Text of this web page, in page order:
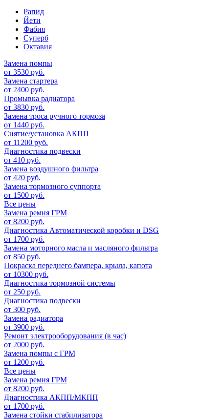
Рапид
Йети
Фабия
Суперб
Октавия
Замена помпы
от 3530 руб.
Замена стартера
от 2400 руб.
Промывка радиатора
от 3830 руб.
Замена троса ручного тормоза
от 1440 руб.
Снятие/установка АКПП
от 11200 руб.
Диагностика подвески
от 410 руб.
Замена воздушного фильтра
от 420 руб.
Замена тормозного суппорта
от 1500 руб.
Все цены
Замена ремня ГРМ
от 8200 руб.
Диагностика Автоматической коробки и DSG
от 1700 руб.
Замена моторного масла и масляного фильтра
от 850 руб.
Покраска переднего бампера, крыла, капота
от 10300 руб.
Диагностика тормозной системы
от 250 руб.
Диагностика подвески
от 300 руб.
Замена радиатора
от 3900 руб.
Ремонт электрооборудования (в час)
от 2000 руб.
Замена помпы с ГРМ
от 1200 руб.
Все цены
Замена ремня ГРМ
от 8200 руб.
Диагностика АКПП/МКПП
от 1700 руб.
Замена стойки стабилизатора